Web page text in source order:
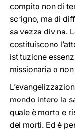
compito non di
scrigno, ma di
salvezza divina.
costituiscono
istituzione
missionaria o
mondo intero la
quale è morto e
dei morti. Ed è